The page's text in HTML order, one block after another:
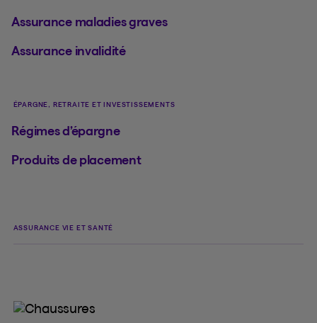
Assurance maladies graves
Assurance invalidité
ÉPARGNE, RETRAITE ET INVESTISSEMENTS
Régimes d’épargne
Produits de placement
ASSURANCE VIE ET SANTÉ